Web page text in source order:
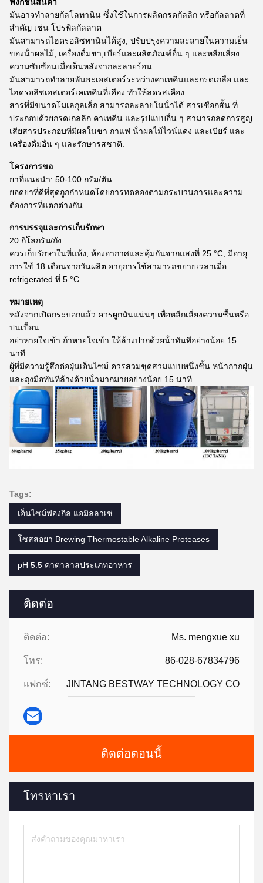
ติดต่อ
ติดต่อ: Ms. mengxue xu
โทร: 86-028-67834796
แฟกซ์: JINTANG BESTWAY TECHNOLOGY CO
ติดต่อตอนนี้
โทรหาเรา
มันอาจทําลายกัลโลทานิน ซึ่งใช้ในการผลิตกรดกัลลิก หรือกัลลาตที่
สําคัญ เช่น โปรพิลกัลลาต
มันสามารถไฮดรอลิซทานินได้สูง, ปรับปรุงความละลายในความเย็น
ของน้ําผลไม้, เครื่องดื่มชา,เบียร์และผลิตภัณฑ์อื่น ๆ และหลีกเลี่ยง
ความซับซ้อนเมื่อเย็นหลังจากละลายร้อน
มันสามารถทําลายพันธะเอสเตอร์ระหว่างคาเทคินและกรดเกลือ และ
ไฮดรอลิซเอสเตอร์เคเทคินที่เคือง ทําให้ลดรสเคือง
สารที่มีขนาดโมเลกุลเล็ก สามารถละลายในน้ําได้ สารเชือกสั้น ที่
ประกอบด้วยกรดเกลลิก คาเทคีน และรูปแบบอื่น ๆ สามารถลดการสูญ
เสียสารประกอบที่มีผลในชา กาแฟ น้ําผลไม้ไวน์แดง และเบียร์ และ
เครื่องดื่มอื่น ๆ และรักษารสชาติ.
โครงการขอ
ยาที่แนะนํา: 50-100 กรัม/ตัน
ยอดยาที่ดีที่สุดถูกกําหนดโดยการทดลองตามกระบวนการและความ
ต้องการที่แตกต่างกัน
การบรรจุและการเก็บรักษา
20 กิโลกรัม/ถัง
ควรเก็บรักษาในที่แห้ง, ห้องอากาศและคุ้มกันจากแสงที่ 25 °C, มีอายุ
การใช้ 18 เดือนจากวันผลิต.อายุการใช้สามารถขยายเวลาเมื่อ
refrigerated ที่ 5 °C.
หมายเหตุ
หลังจากเปิดกระบอกแล้ว ควรผูกมันแน่นๆ เพื่อหลีกเลี่ยงความชื้นหรือ
ปนเปื้อน
อย่าหายใจเข้า ถ้าหายใจเข้า ให้ล้างปากด้วยน้ําทันทีอย่างน้อย 15
นาที
ผู้ที่มีความรู้สึกต่อฝุ่นเอ็นไซม์ ควรสวมชุดสวมแบบหนึ่งชิ้น หน้ากากฝุ่น
และถุงมือทันทีล้างด้วยน้ํามากมายอย่างน้อย 15 นาที.
Tags:
เอ็นไซม์ฟองกิล แอมิลลาเซ่
โซสสอยา Brewing Thermostable Alkaline Proteases
pH 5.5 คาตาลาสประเภทอาหาร